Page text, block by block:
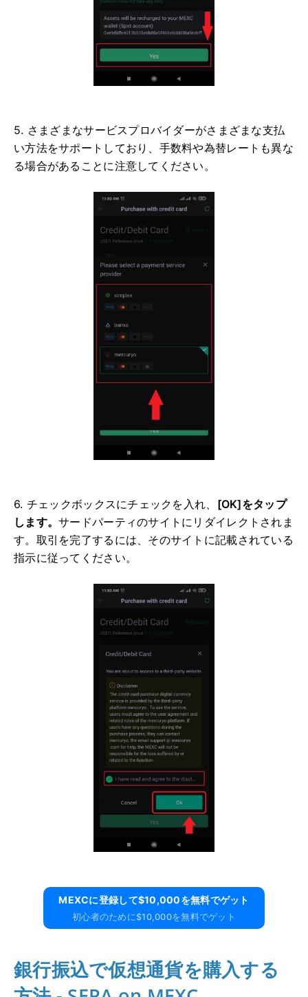
5. さまざまなサービスプロバイダーがさまざまな支払
い方法をサポートしており、手数料や為替レートも異な
る場合があることに注意してください。
6. チェックボックスにチェックを入れ、 [OK]をタップ
します。サードパーティのサイトにリダイレクトされま
す。 取引を完了するには、そのサイトに記載されている
指示に従ってください。
MEXCに​​登録して$10,000を無料でゲット
初心者のために$10,000を無料でゲット
銀行振込で仮想通貨を購入する